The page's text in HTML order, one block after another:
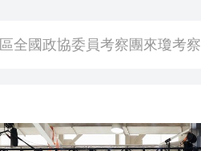
全國政協委員考察團來瓊考察
閱讀活動解鎖閱讀新玩法